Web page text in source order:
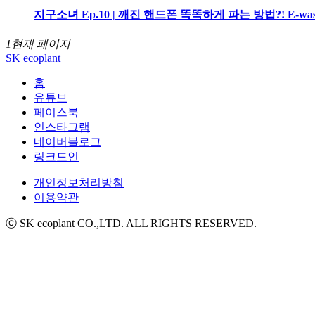
지구소녀 Ep.10 | 깨진 핸드폰 똑똑하게 파는 방법?! E-
1 현재 페이지
SK ecoplant
홈
유튜브
페이스북
인스타그램
네이버블로그
링크드인
개인정보처리방침
이용약관
ⓒ SK ecoplant CO.,LTD. ALL RIGHTS RESERVED.